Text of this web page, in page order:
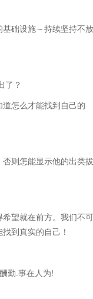
础设施～持续坚持不放
了？
怎么才能找到自己的
则怎能显示他的出类拔
望就在前方。我们不可
到真实的自己！
勤.事在人为!